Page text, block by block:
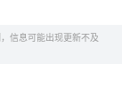
信息可能出现更新不及